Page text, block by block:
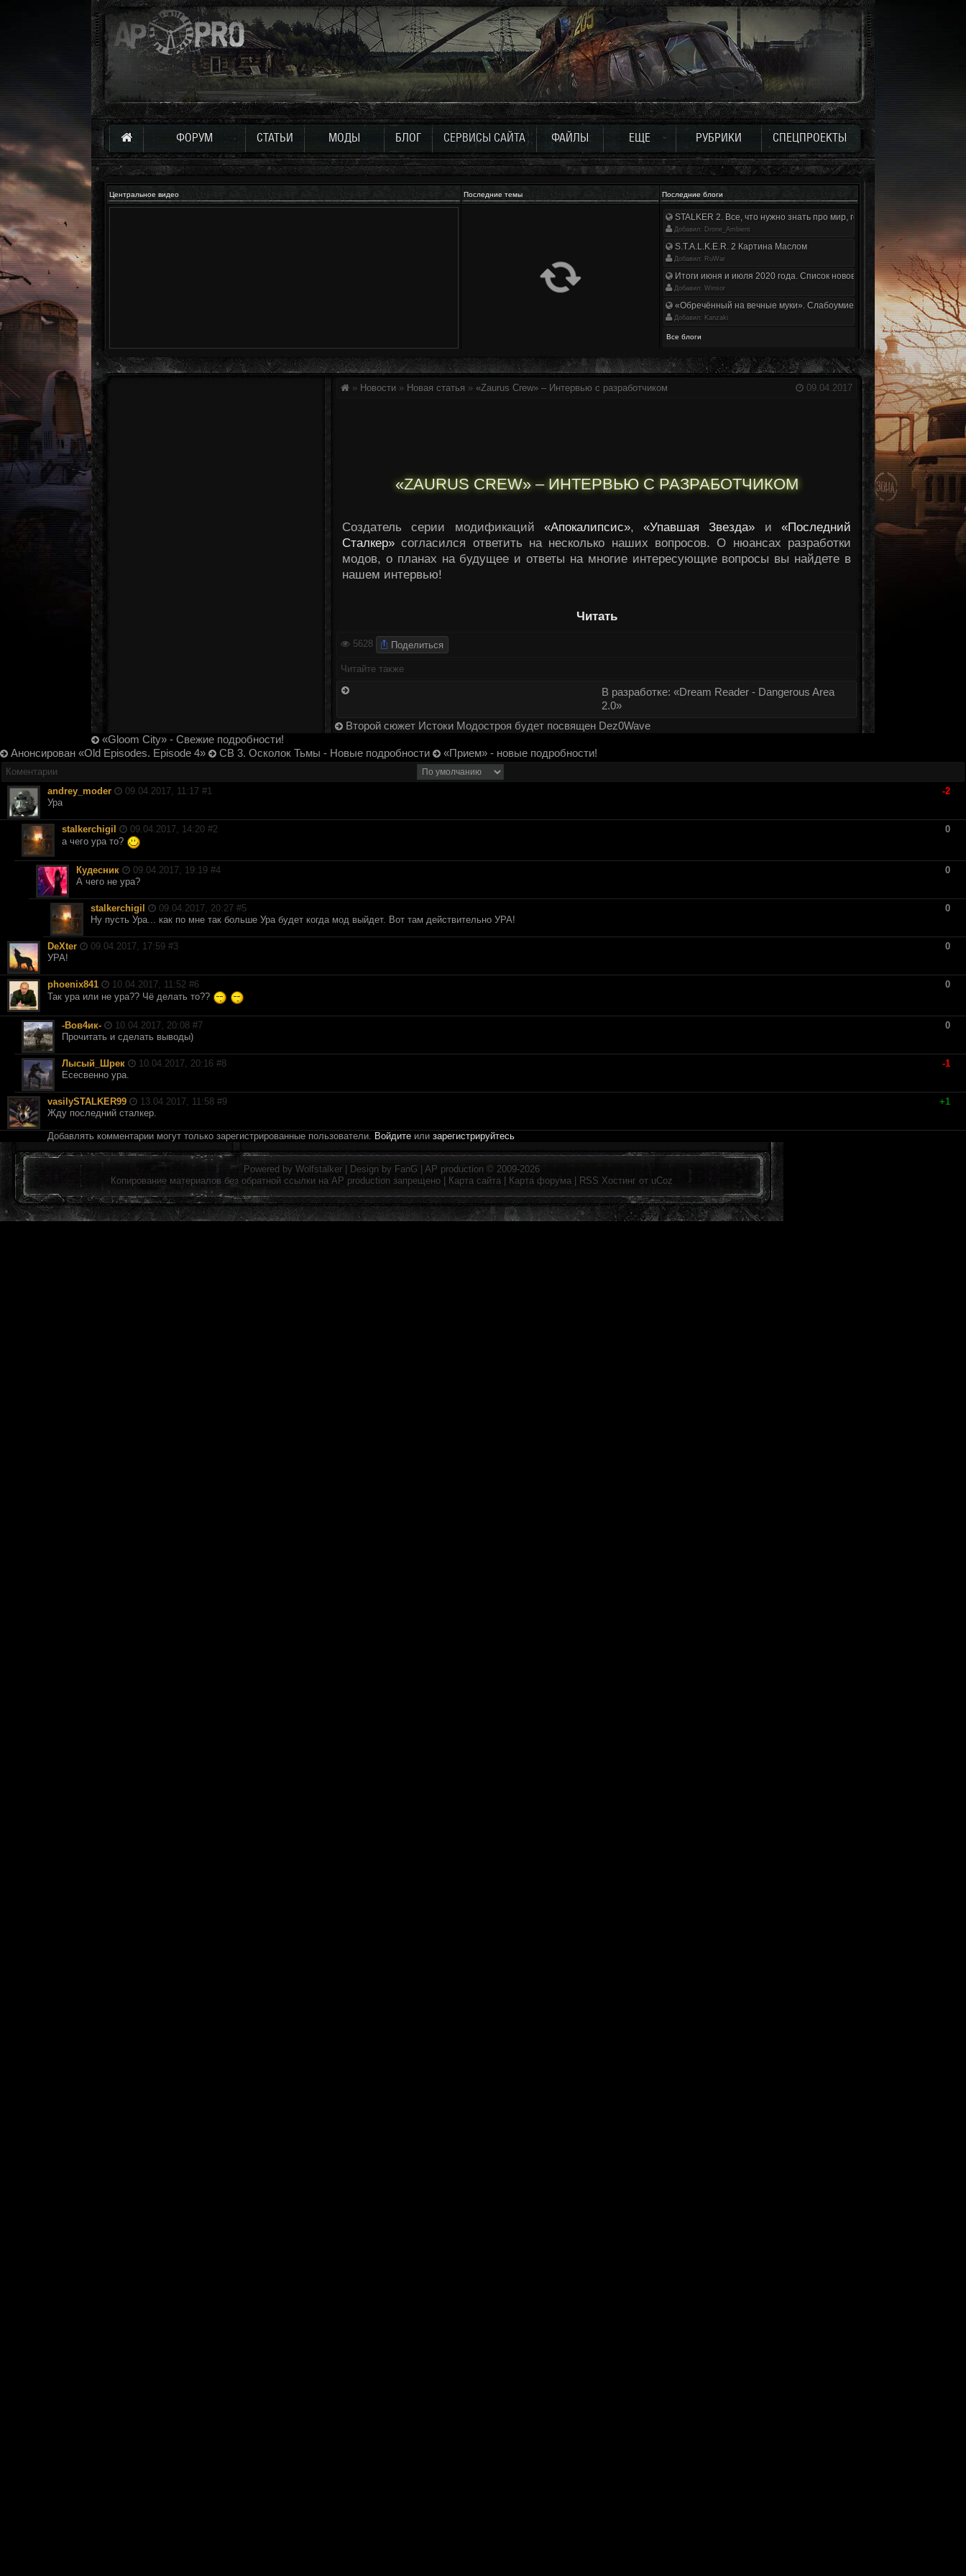
ФОРУМ СТАТЬИ МОДЫ БЛОГ СЕРВИСЫ САЙТА ФАЙЛЫ ЕЩЕ РУБРИКИ СПЕЦПРОЕКТЫ
Центральное видео Последние темы Последние блоги
STALKER 2. Все, что нужно знать про мир, геймплей и сюжет | Разбор
Добавил: Drone_Ambient
S.T.A.L.K.E.R. 2 Картина Маслом
Добавил: RuWar
Итоги июня и июля 2020 года. Список нововведений
Добавил: Winsor
«Обречённый на вечные муки». Слабоумие и отвага
Добавил: Kanzaki
Все блоги
09.04.2017
» Новости » Новая статья » «Zaurus Crew» – Интервью с разработчиком
«ZAURUS CREW» – ИНТЕРВЬЮ С РАЗРАБОТЧИКОМ
Создатель серии модификаций «Апокалипсис»,«Упавшая Звезда» и«Последний
Сталкер» согласился ответить на несколько наших вопросов. О нюансах разработки
модов, о планах на будущее и ответы на многие интересующие вопросы вы найдете в
нашем интервью!
Читать
5628 Поделиться
Читайте также
В разработке: «Dream Reader - Dangerous Area
2.0»
Второй сюжет Истоки Модостроя будет посвящен Dez0Wave
«Gloom City» - Свежие подробности!
Анонсирован «Old Episodes. Episode 4»
СВ 3. Осколок Тьмы - Новые подробности «Прием» - новые подробности!
Коментарии
andrey_moder
09.04.2017, 11:17 #1
-2
Ура
stalkerchigil 09.04.2017, 14:20 #2
0
а чего ура то?
Кудесник 09.04.2017, 19:19 #4
0
А чего не ура?
stalkerchigil 09.04.2017, 20:27 #5
0
Ну пусть Ура... как по мне так больше Ура будет когда мод выйдет. Вот там действительно УРА!
DеXter 09.04.2017, 17:59 #3
0
УРА!
phoenix841 10.04.2017, 11:52 #6
0
Так ура или не ура?? Чё делать то??
-Вов4ик- 10.04.2017, 20:08 #7
0
Прочитать и сделать выводы)
Лысый_Шрек 10.04.2017, 20:16 #8
-1
Есесвенно ура.
vasilySTALKER99 13.04.2017, 11:58 #9
+1
Жду последний сталкер.
Добавлять комментарии могут только зарегистрированные пользователи. Войдите или зарегистрируйтесь
Powered by Wolfstalker | Design by FanG AP production © 2009-2026
Копирование материалов без обратной ссылки на AP production запрещено | Карта сайта Карта форума RSS Хостинг от uCoz